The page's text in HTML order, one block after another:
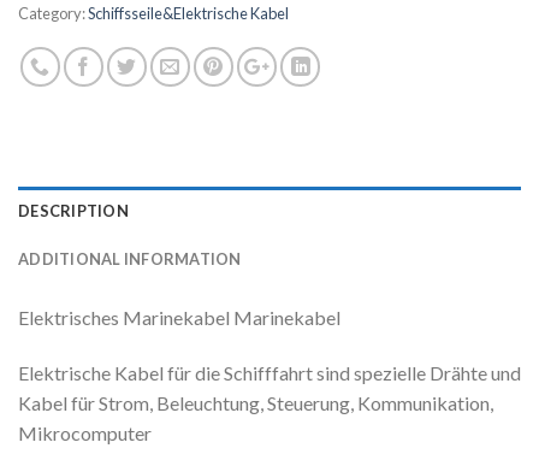
Category:Schiffsseile&Elektrische Kabel
DESCRIPTION
ADDITIONAL INFORMATION
Elektrisches Marinekabel Marinekabel
Elektrische Kabel für die Schifffahrt sind spezielle Drähte und
Kabel für Strom, Beleuchtung, Steuerung, Kommunikation,
Mikrocomputer